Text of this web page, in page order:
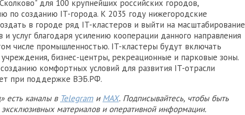
для 100 крупнейших российских городов,
по созданию IT-города. К 2035 году нижегородские
в городе ряд IT-кластеров и выйти на масштабирование
услуг благодаря усилению кооперации данного направления
числе промышленностью. IT-кластеры будут включать
учреждения, бизнес-центры, рекреационные и парковые зоны.
комфортных условий для развития IT-отрасли
при поддержке ВЭБ.РФ.
есть каналы в Telegram и MAX. Подписывайтесь, чтобы быть
материалов и оперативной информации.